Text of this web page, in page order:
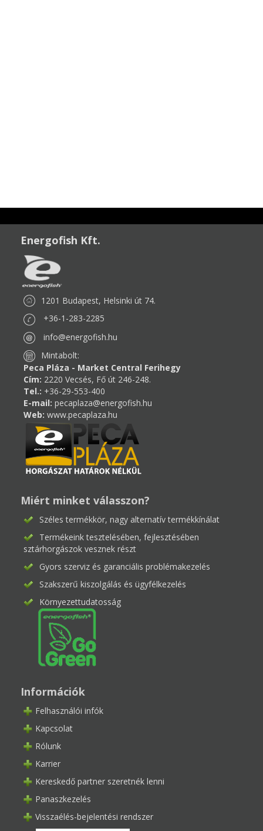
Energofish Kft.
1201 Budapest, Helsinki út 74.
+36-1-283-2285
info@energofish.hu
Mintabolt:
Peca Pláza - Market Central Ferihegy
Cím: 2220 Vecsés, Fő út 246-248.
Tel.: +36-29-553-400
E-mail: pecaplaza@energofish.hu
Web: www.pecaplaza.hu
Miért minket válasszon?
Széles termékkör, nagy alternatív termékkínálat
Termékeink tesztelésében, fejlesztésében
sztárhorgászok vesznek részt
Gyors szerviz és garanciális problémakezelés
Szakszerű kiszolgálás és ügyfélkezelés
Környezettudatosság
Információk
Felhasználói infók
Kapcsolat
Rólunk
Karrier
Kereskedő partner szeretnék lenni
Panaszkezelés
Visszaélés-bejelentési rendszer